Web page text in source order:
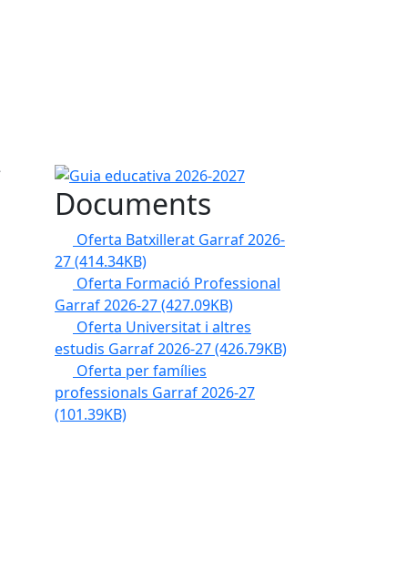
Guia educativa 2026-2027
Documents
Oferta Batxillerat Garraf 2026-
27(414.34KB)
Oferta Formació Professional
Garraf 2026-27(427.09KB)
Oferta Universitat i altres
estudis Garraf 2026-27(426.79KB)
Oferta per famílies
professionals Garraf 2026-27
(101.39KB)